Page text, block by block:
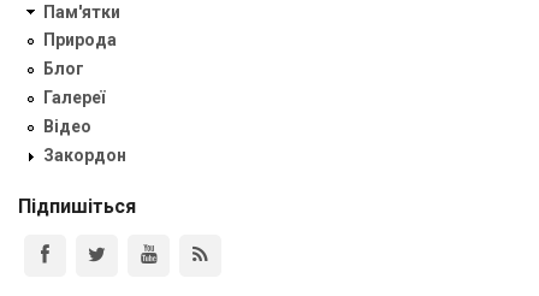
Пам'ятки
Природа
Блог
Галереї
Відео
Закордон
Підпишіться